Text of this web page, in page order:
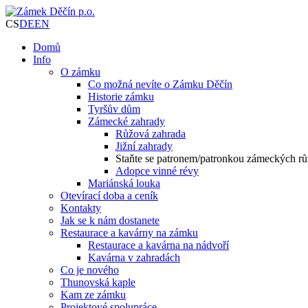
CSDEEN
Domů
Info
O zámku
Co možná nevíte o Zámku Děčín
Historie zámku
Tyršův dům
Zámecké zahrady
Růžová zahrada
Jižní zahrady
Staňte se patronem/patronkou zámeckých
Adopce vinné révy
Mariánská louka
Otevírací doba a ceník
Kontakty
Jak se k nám dostanete
Restaurace a kavárny na zámku
Restaurace a kavárna na nádvoří
Kavárna v zahradách
Co je nového
Thunovská kaple
Kam ze zámku